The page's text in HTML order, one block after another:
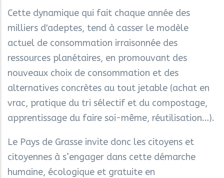
Cette dynamique qui fait chaque année des
milliers d'adeptes, tend à casser le modèle
actuel de consommation irraisonnée des
ressources planétaires, en promouvant des
nouveaux choix de consommation et des
alternatives concrètes au tout jetable (achat en
vrac, pratique du tri sélectif et du compostage,
apprentissage du faire soi-même, réutilisation…).
Le Pays de Grasse invite donc les citoyens et
citoyennes à s’engager dans cette démarche
humaine, écologique et gratuite en